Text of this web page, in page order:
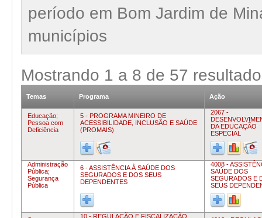
período em Bom Jardim de
municípios
Mostrando 1 a 8 de 57
Temas Programa Ação
Educação;
Pessoa com
Deficiência
5 - PROGRAMA MINEIRO DE
ACESSIBILIDADE, INCLUSÃO E SAÚDE
(PROMAIS)
2067 -
DA EDUCAÇÃO
ESPECIAL
Administração
Pública;
Segurança
Pública
6 - ASSISTÊNCIA À SAÚDE DOS
SEGURADOS E DOS SEUS
DEPENDENTES
4008 -
SAÚDE DOS
SEGURADOS E
SEUS
10 - REGULAÇÃO E FISCALIZAÇÃO